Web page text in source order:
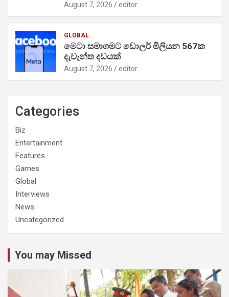
August 7, 2026 editor
GLOBAL
මෙටා සමාගමට ඩොලර් මිලියන 567ක
දැවැන්ත දඩයක්
August 7, 2026 editor
Categories
Biz
Entertainment
Features
Games
Global
Interviews
News
Uncategorized
You may Missed